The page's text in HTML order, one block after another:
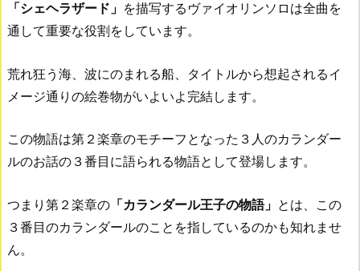
「シェヘラザード」 を描写するヴァイオリンソロは全曲を
通して重要な役割をしています。
荒れ狂う海、波にのまれる船、タイトルから想起されるイ
メージ通りの絵巻物がいよいよ完結します。
この物語は第２楽章のモチーフとなった３人のカランダー
ルのお話の３番目に語られる物語として登場します。
つまり第２楽章の 「カランダール王子の物語」 とは、この
３番目のカランダールのことを指しているのかも知れませ
ん。